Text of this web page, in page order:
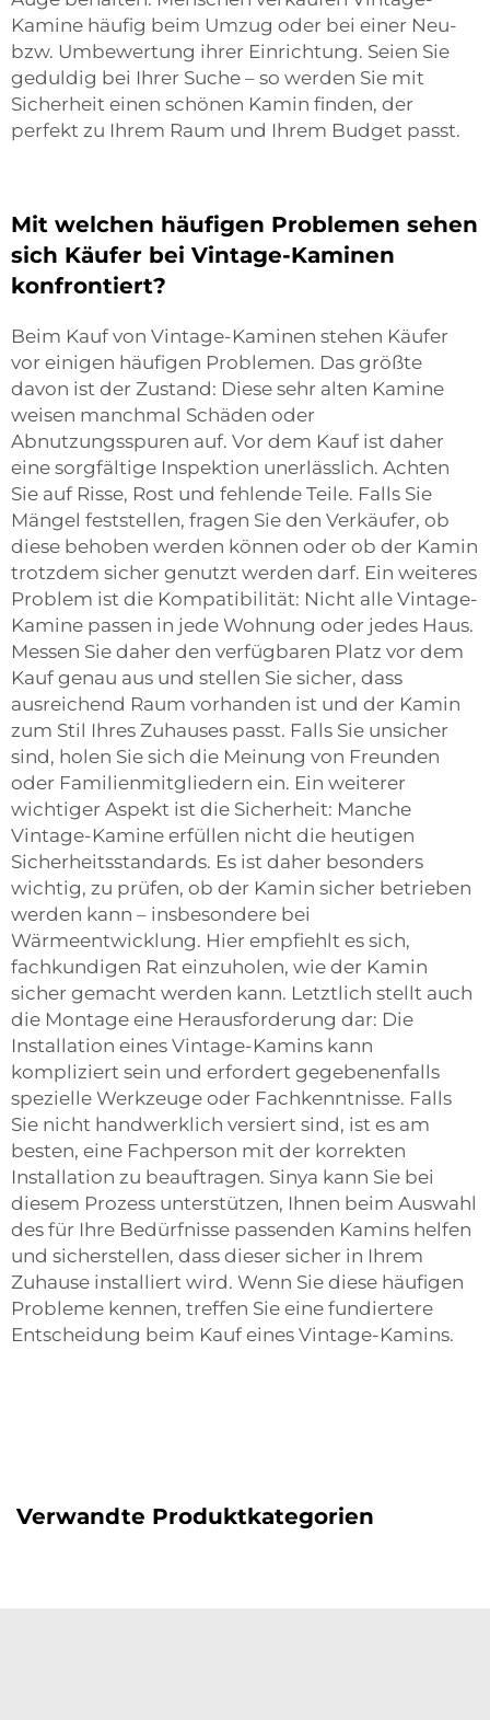
Kamine häufig beim Umzug oder bei einer Neu-
bzw. Umbewertung ihrer Einrichtung. Seien Sie
geduldig bei Ihrer Suche – so werden Sie mit
Sicherheit einen schönen Kamin finden, der
perfekt zu Ihrem Raum und Ihrem Budget passt.
Mit welchen häufigen Problemen sehen
sich Käufer bei Vintage-Kaminen
konfrontiert?
Beim Kauf von Vintage-Kaminen stehen Käufer
vor einigen häufigen Problemen. Das größte
davon ist der Zustand: Diese sehr alten Kamine
weisen manchmal Schäden oder
Abnutzungsspuren auf. Vor dem Kauf ist daher
eine sorgfältige Inspektion unerlässlich. Achten
Sie auf Risse, Rost und fehlende Teile. Falls Sie
Mängel feststellen, fragen Sie den Verkäufer, ob
diese behoben werden können oder ob der Kamin
trotzdem sicher genutzt werden darf. Ein weiteres
Problem ist die Kompatibilität: Nicht alle Vintage-
Kamine passen in jede Wohnung oder jedes Haus.
Messen Sie daher den verfügbaren Platz vor dem
Kauf genau aus und stellen Sie sicher, dass
ausreichend Raum vorhanden ist und der Kamin
zum Stil Ihres Zuhauses passt. Falls Sie unsicher
sind, holen Sie sich die Meinung von Freunden
oder Familienmitgliedern ein. Ein weiterer
wichtiger Aspekt ist die Sicherheit: Manche
Vintage-Kamine erfüllen nicht die heutigen
Sicherheitsstandards. Es ist daher besonders
wichtig, zu prüfen, ob der Kamin sicher betrieben
werden kann – insbesondere bei
Wärmeentwicklung. Hier empfiehlt es sich,
fachkundigen Rat einzuholen, wie der Kamin
sicher gemacht werden kann. Letztlich stellt auch
die Montage eine Herausforderung dar: Die
Installation eines Vintage-Kamins kann
kompliziert sein und erfordert gegebenenfalls
spezielle Werkzeuge oder Fachkenntnisse. Falls
Sie nicht handwerklich versiert sind, ist es am
besten, eine Fachperson mit der korrekten
Installation zu beauftragen. Sinya kann Sie bei
diesem Prozess unterstützen, Ihnen beim Auswahl
des für Ihre Bedürfnisse passenden Kamins helfen
und sicherstellen, dass dieser sicher in Ihrem
Zuhause installiert wird. Wenn Sie diese häufigen
Probleme kennen, treffen Sie eine fundiertere
Entscheidung beim Kauf eines Vintage-Kamins.
Verwandte Produktkategorien